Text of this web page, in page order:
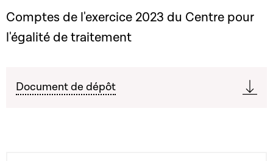
Comptes de l'exercice 2023 du Centre pour
l'égalité de traitement
Document de dépôt